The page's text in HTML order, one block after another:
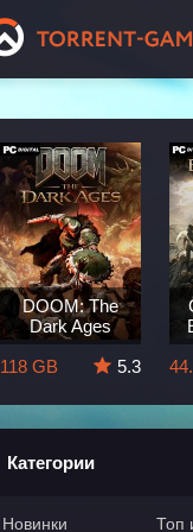
DOOM: The
Dark Ages
118 GB
5.3
Категории
Новинки
Топ